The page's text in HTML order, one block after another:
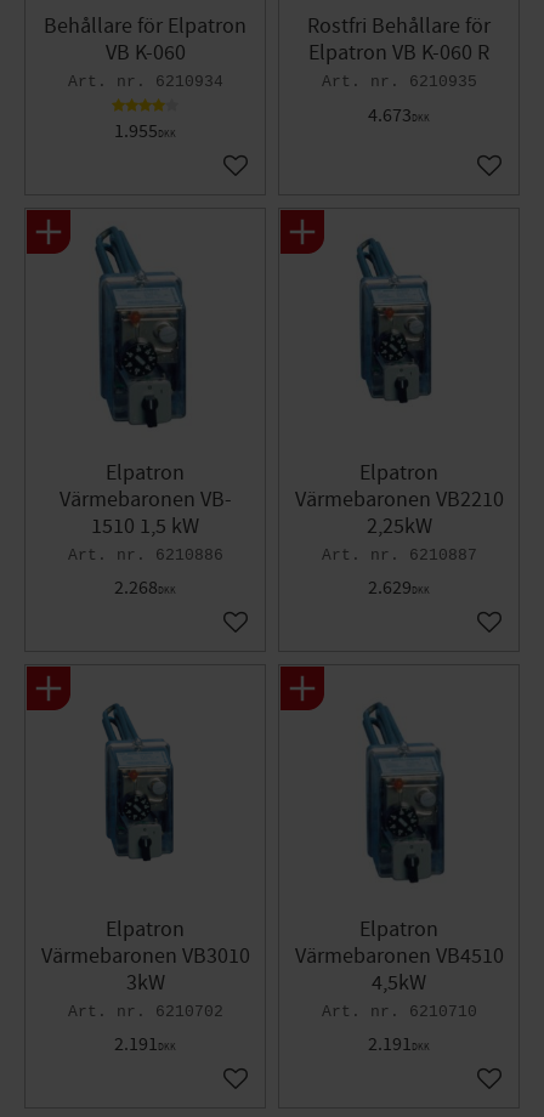
Behållare för Elpatron
VB K-060
6210934
1.955DKK
Gem som favorit
Rostfri Behållare för
Elpatron VB K-060 R
6210935
4.673DKK
Gem
Elpatron
Värmebaronen VB-
1510 1,5 kW
6210886
2.268DKK
Gem som favorit
Elpatron
Värmebaronen VB2210
2,25kW
6210887
2.629DKK
Gem
Elpatron
Värmebaronen VB3010
3kW
6210702
2.191DKK
Gem som favorit
Elpatron
Värmebaronen VB4510
4,5kW
6210710
2.191DKK
Gem